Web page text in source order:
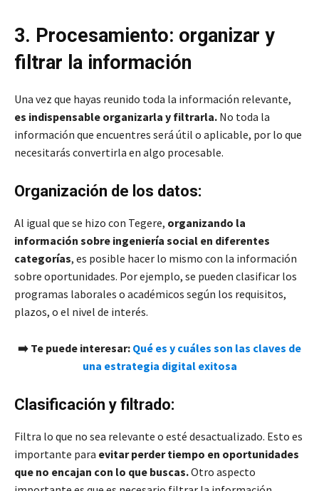
3. Procesamiento: organizar y
filtrar la información
Una vez que hayas reunido toda la información relevante,
es indispensable organizarla y filtrarla. No toda la
información que encuentres será útil o aplicable, por lo que
necesitarás convertirla en algo procesable.
Organización de los datos:
Al igual que se hizo con Tegere, organizando la
información sobre ingeniería social en diferentes
categorías, es posible hacer lo mismo con la información
sobre oportunidades. Por ejemplo, se pueden clasificar los
programas laborales o académicos según los requisitos,
plazos, o el nivel de interés.
➡️ Te puede interesar: Qué es y cuáles son las claves de
una estrategia digital exitosa
Clasificación y filtrado:
Filtra lo que no sea relevante o esté desactualizado. Esto es
importante para evitar perder tiempo en oportunidades
que no encajan con lo que buscas.Otro aspecto